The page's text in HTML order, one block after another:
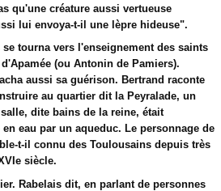
qu'une créature aussi vertueuse
lui envoya-t-il une lèpre hideuse".
tourna vers l'enseignement des saints
(ou Antonin de Pamiers).
aussi sa guérison. Bertrand raconte
au quartier dit la Peyralade, un
dite bains de la reine, était
eau par un aqueduc. Le personnage de
t-il connu des Toulousains depuis très
siècle.
Rabelais dit, en parlant de personnes